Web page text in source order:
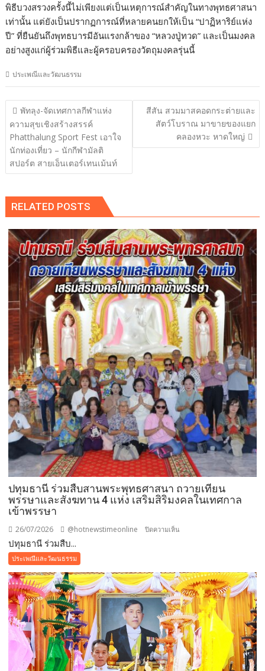
พิธีบวงสรวงครั้งนี้ไม่เพียงแต่เป็นเหตุการณ์สำคัญในทางพุทธศาสนา
เท่านั้น แต่ยังเป็นปรากฏการณ์ที่หลายคนยกให้เป็น “ปาฏิหาริย์แห่ง
ปี” ที่ยืนยันถึงพุทธบารมีอันแรงกล้าของ “หลวงปู่ทวด” และเป็นมงคล
อย่างสูงแก่ผู้ร่วมพิธีและผู้ครอบครองวัตถุมงคลรุ่นนี้
ประเพณีและวัฒนธรรม
แนะแนว
เรื่อง
พัทลุง-จัดเทศกาลกีฬาแห่ง
ความสุขเชิงสร้างสรรค์
Phatthalung Sport Fest เอาใจ
นักท่องเที่ยว – นักกีฬามัลติ
สปอร์ต สายเอ็นเตอร์เทนเม้นท์
สีสัน สวมมาสคอดกระต่ายและ
สัตว์โบราณ มาขายของแยก
คลองหวะ หาดใหญ่
RELATED POSTS
ปทุมธานี ร่วมสืบสานพระพุทธศาสนา ถวายเทียน
พรรษาและสังฆทาน 4 แห่ง เสริมสิริมงคลในเทศกาล
เข้าพรรษา
26/07/2026 @hotnewstimeonline ปิดความเห็น
ศาสนา
ถวาย
เทียน
พรรษา
และ
สังฆทาน
ปทุมธานี ร่วมสืบ...
ประเพณีและวัฒนธรรม